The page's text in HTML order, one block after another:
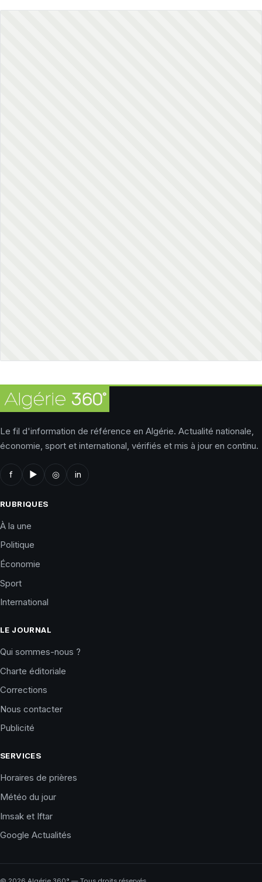
Le fil d'information de référence en Algérie. Actualité nationale,
économie, sport et international, vérifiés et mis à jour en continu.
f ▶ ◎ in
RUBRIQUES
À la une
Politique
Économie
Sport
International
LE JOURNAL
Qui sommes-nous ?
Charte éditoriale
Corrections
Nous contacter
Publicité
SERVICES
Horaires de prières
Météo du jour
Imsak et Iftar
Google Actualités